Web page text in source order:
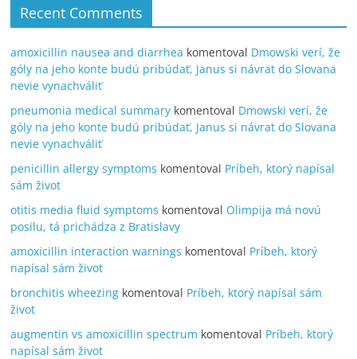
Recent Comments
amoxicillin nausea and diarrhea komentoval Dmowski verí, že
góly na jeho konte budú pribúdať, Janus si návrat do Slovana
nevie vynachváliť
pneumonia medical summary komentoval Dmowski verí, že
góly na jeho konte budú pribúdať, Janus si návrat do Slovana
nevie vynachváliť
penicillin allergy symptoms komentoval Príbeh, ktorý napísal
sám život
otitis media fluid symptoms komentoval Olimpija má novú
posilu, tá prichádza z Bratislavy
amoxicillin interaction warnings komentoval Príbeh, ktorý
napísal sám život
bronchitis wheezing komentoval Príbeh, ktorý napísal sám
život
augmentin vs amoxicillin spectrum komentoval Príbeh, ktorý
napísal sám život